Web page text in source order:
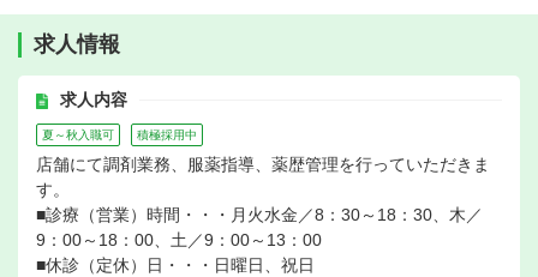
求人情報
求人内容
夏～秋入職可 積極採用中
店舗にて調剤業務、服薬指導、薬歴管理を行っていただきま
す。
■診療（営業）時間・・・月火水金／8：30～18：30、木／
9：00～18：00、土／9：00～13：00
■休診（定休）日・・・日曜日、祝日